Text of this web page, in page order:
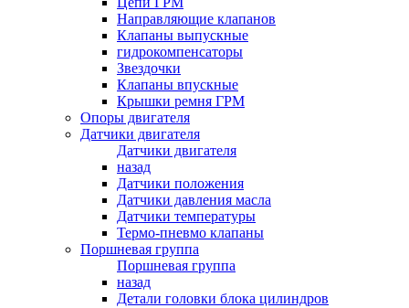
Направляющие клапанов
Клапаны выпускные
гидрокомпенсаторы
Звездочки
Клапаны впускные
Крышки ремня ГРМ
Опоры двигателя
Датчики двигателя
Датчики двигателя
назад
Датчики положения
Датчики давления масла
Датчики температуры
Термо-пневмо клапаны
Поршневая группа
Поршневая группа
назад
Детали головки блока цилиндров